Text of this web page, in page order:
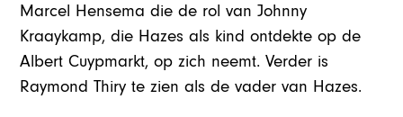
Marcel Hensema die de rol van Johnny
Kraaykamp, die Hazes als kind ontdekte op de
Albert Cuypmarkt, op zich neemt. Verder is
Raymond Thiry te zien als de vader van Hazes.